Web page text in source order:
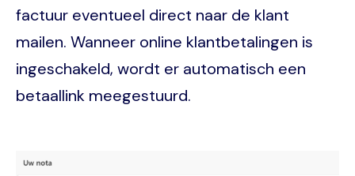
factuur eventueel direct naar de klant
mailen. Wanneer online klantbetalingen is
ingeschakeld, wordt er automatisch een
betaallink meegestuurd.
Image